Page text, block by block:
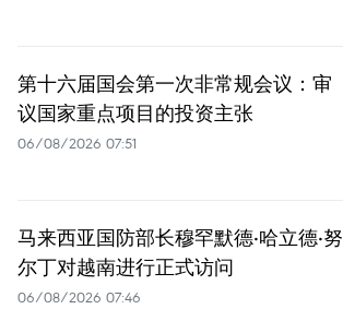
第十六届国会第一次非常规会议：审
议国家重点项目的投资主张
06/08/2026 07:51
马来西亚国防部长穆罕默德·哈立德·努
尔丁对越南进行正式访问
06/08/2026 07:46